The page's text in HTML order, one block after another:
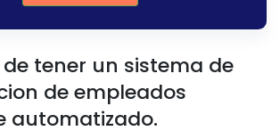
tener un sistema de
de empleados
automatizado.